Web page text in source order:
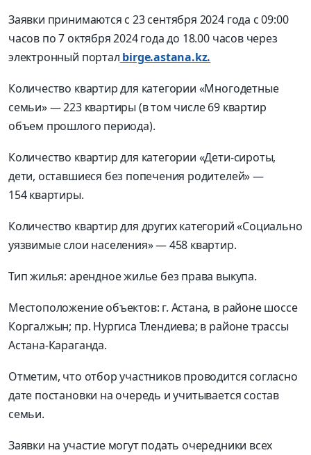
Заявки принимаются с 23 сентября 2024 года с 09:00
часов по 7 октября 2024 года до 18.00 часов через
электронный портал birge.astana.kz.
Количество квартир для категории «Многодетные
семьи» — 223 квартиры (в том числе 69 квартир
объем прошлого периода).
Количество квартир для категории «Дети-сироты,
дети, оставшиеся без попечения родителей» —
154 квартиры.
Количество квартир для других категорий «Социально
уязвимые слои населения» — 458 квартир.
Тип жилья: арендное жилье без права выкупа.
Местоположение объектов: г. Астана, в районе шоссе
Коргалжын; пр. Нургиса Тлендиева; в районе трассы
Астана-Караганда.
Отметим, что отбор участников проводится согласно
дате постановки на очередь и учитывается состав
семьи.
Заявки на участие могут подать очередники всех